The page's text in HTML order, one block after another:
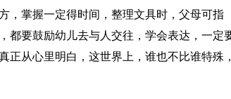
，掌握一定得时间，整理文具时，父母可指
都要鼓励幼儿去与人交往，学会表达，一定
从心里明白，这世界上，谁也不比谁特殊，